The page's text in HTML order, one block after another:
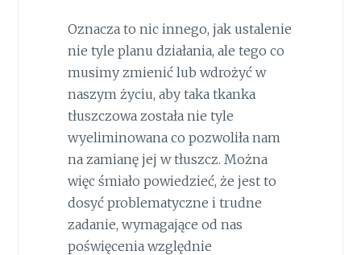
Oznacza to nic innego, jak ustalenie
nie tyle planu działania, ale tego co
musimy zmienić lub wdrożyć w
naszym życiu, aby taka tkanka
tłuszczowa została nie tyle
wyeliminowana co pozwoliła nam
na zamianę jej w tłuszcz. Można
więc śmiało powiedzieć, że jest to
dosyć problematyczne i trudne
zadanie, wymagające od nas
poświęcenia względnie